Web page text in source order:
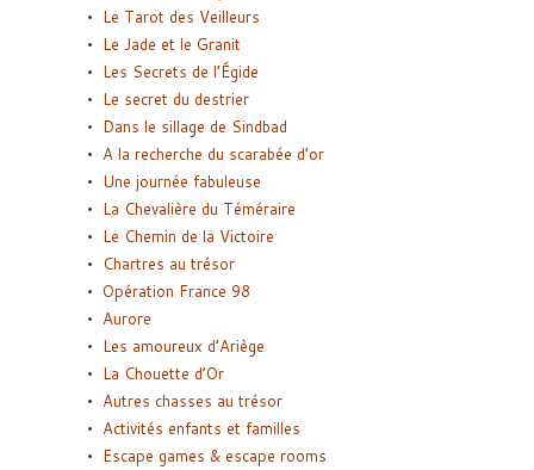
Le Tarot des Veilleurs
Le Jade et le Granit
Les Secrets de l’Égide
Le secret du destrier
Dans le sillage de Sindbad
A la recherche du scarabée d’or
Une journée fabuleuse
La Chevalière du Téméraire
Le Chemin de la Victoire
Chartres au trésor
Opération France 98
Aurore
Les amoureux d’Ariège
La Chouette d’Or
Autres chasses au trésor
Activités enfants et familles
Escape games & escape rooms